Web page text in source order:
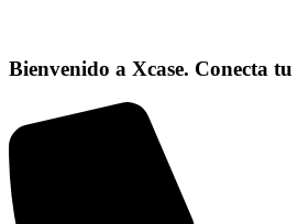
Bienvenido a Xcase. Conecta